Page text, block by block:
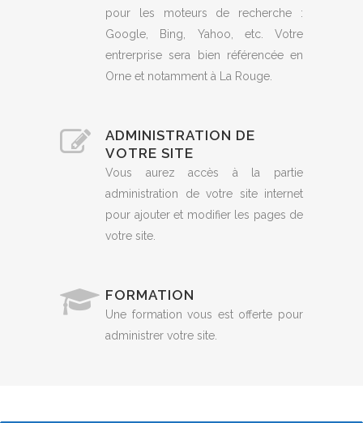
pour les moteurs de recherche :
Google, Bing, Yahoo, etc. Votre
entrerprise sera bien référencée en
Orne et notamment à La Rouge.
ADMINISTRATION DE
VOTRE SITE
Vous aurez accès à la partie
administration de votre site internet
pour ajouter et modifier les pages de
votre site.
FORMATION
Une formation vous est offerte pour
administrer votre site.